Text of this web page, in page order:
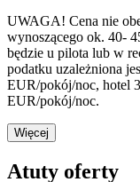
UWAGA! Cena nie
wynoszącego ok. 40-
będzie u pilota lub w
podatku uzależniona
EUR/pokój/noc, hotel
EUR/pokój/noc.
Więcej
Atuty oferty